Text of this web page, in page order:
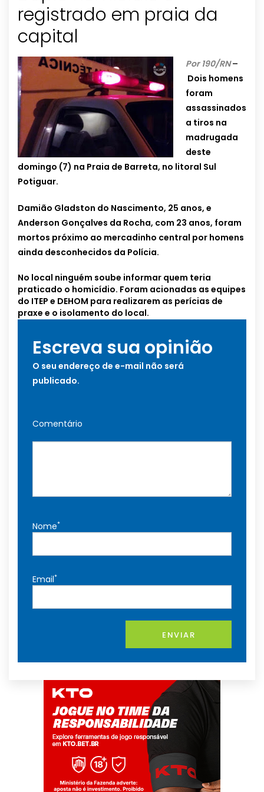
registrado em praia da
capital
Por 190/RN –
Dois homens
foram
assassinados
a tiros na
madrugada
deste
domingo (7) na Praia de Barreta, no litoral Sul
Potiguar.
Damião Gladston do Nascimento, 25 anos, e
Anderson Gonçalves da Rocha, com 23 anos, foram
mortos próximo ao mercadinho central por homens
ainda desconhecidos da Polícia.
No local ninguém soube informar quem teria
praticado o homicídio. Foram acionadas as equipes
do ITEP e DEHOM para realizarem as perícias de
praxe e o isolamento do local.
Escreva sua opinião
O seu endereço de e-mail não será
publicado.
Comentário
Nome*
Email*
ENVIAR